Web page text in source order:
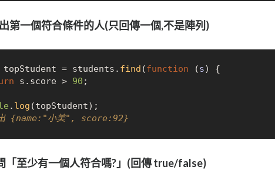
第一個符合條件的人(只回傳一個,不是陣列)
topStudent = students. find (function (s) {
s. score > 90 ;
. log
{name:"小美", score:92}
「至少有一個人符合嗎?」(回傳 true/false)